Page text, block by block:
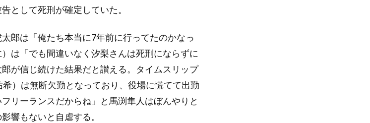
として死刑が確定していた。
郎は「俺たち本当に7年前に行ってたのかなっ
は「でも間違いなく汐梨さんは死刑にならずに
が信じ続けた結果だと讃える。タイムスリップ
）は無断欠勤となっており、役場に慌てて出勤
リーランスだからね」と馬渕隼人はぼんやりと
響もないと自虐する。